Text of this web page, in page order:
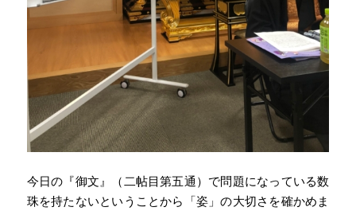
今日の『御文』（二帖目第五通）で問題になっている数
珠を持たないということから「姿」の大切さを確かめま